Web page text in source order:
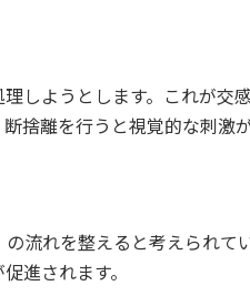
しようとします。これが交
捨離を行うと視覚的な刺激
流れを整えると考えられて
進されます。